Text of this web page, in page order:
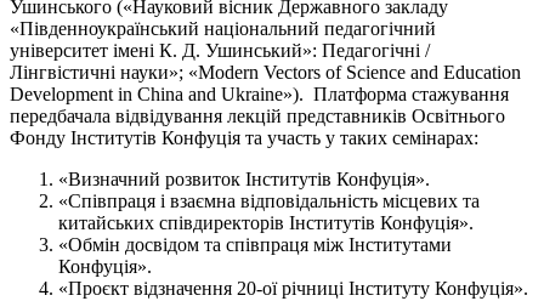
Ушинського («Науковий вісник Державного закладу
«Південноукраїнський національний педагогічний
університет імені К. Д. Ушинський»: Педагогічні /
Лінгвістичні науки»; «Modern Vectors of Science and Education
Development in China and Ukraine»). Платформа стажування
передбачала відвідування лекцій представників Освітнього
Фонду Інститутів Конфуція та участь у таких семінарах:
«Визначний розвиток Інститутів Конфуція».
«Співпраця і взаємна відповідальність місцевих та
китайських співдиректорів Інститутів Конфуція».
«Обмін досвідом та співпраця між Інститутами
Конфуція».
«Проєкт відзначення 20-ої річниці Інституту Конфуція».